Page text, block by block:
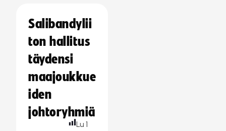
Salibandylii
ton hallitus
täydensi
maajoukkue
iden
johtoryhmiä
Lu 1